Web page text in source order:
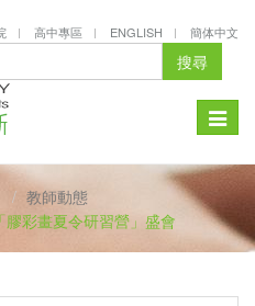
高中專區 ENGLISH 簡体中文
搜尋
Toggle
教師動態
彩畫夏令研習營」盛會